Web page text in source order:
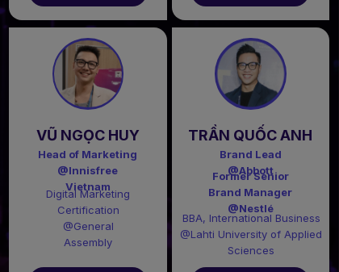
VŨ NGỌC HUY
Head of Marketing
@Innisfree
Vietnam
Digital Marketing
Certification
@General
Assembly
TRẦN QUỐC ANH
Brand Lead
@Abbott
Former Senior
Brand Manager
@Nestlé
BBA, International Business
@Lahti University of Applied
Sciences